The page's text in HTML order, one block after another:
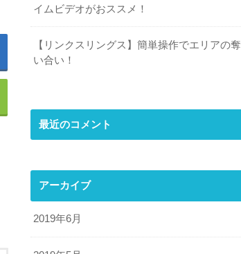
イムビデオがおススメ！
【リンクスリングス】簡単操作でエリアの奪
い合い！
最近のコメント
アーカイブ
2019年6月